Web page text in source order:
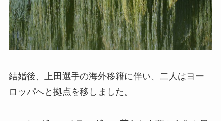
結婚後、上田選手の海外移籍に伴い、二人はヨー
ロッパへと拠点を移しました。